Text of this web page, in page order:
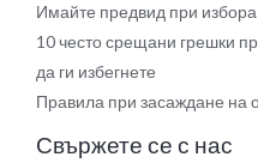
Имайте предвид при
10 често срещани грешки
да ги избегнете
Правила при засаждане на
Свържете се с нас